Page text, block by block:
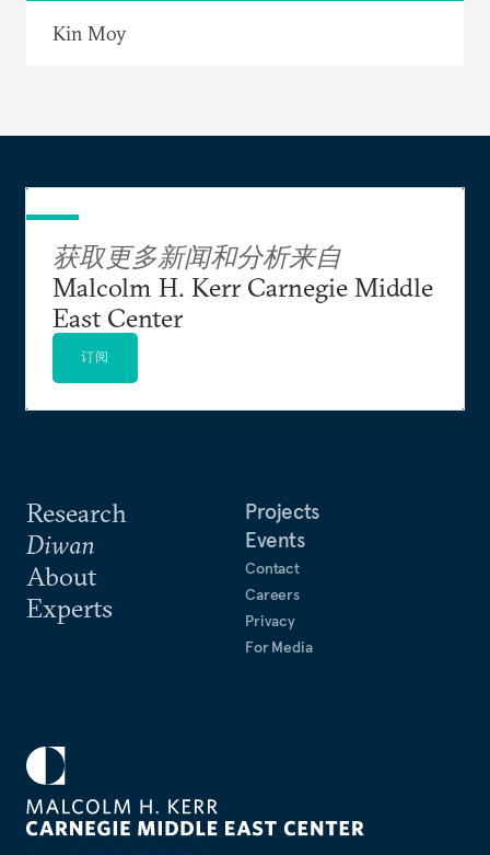
Kin Moy
Research
Diwan
About
Experts
Projects
Events
Contact
Careers
Privacy
For Media
获取更多新闻和分析来自
Malcolm H. Kerr Carnegie Middle
East Center
订阅